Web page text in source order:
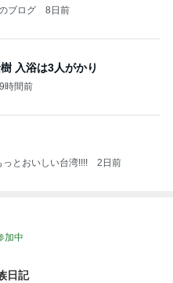
ブログ 8日前
入浴は3人がかり
時間前
っとおいしい台湾!!!! 2日前
加中
日記